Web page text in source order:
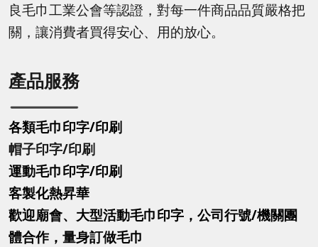
良毛巾工業公會等認證，對每一件商品品質嚴格把
關，讓消費者買得安心、用的放心。
產品服務
各類毛巾印字/印刷
帽子印字/印刷
運動毛巾印字/印刷
客製化熱昇華
歡迎廟會、大型活動毛巾印字，公司行號/機關團
體合作，量身訂做毛巾